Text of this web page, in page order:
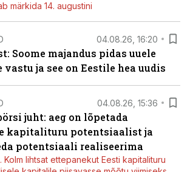
märkida 14. augustini
04.08.26, 16:20
Soome majandus pidas uuele
vastu ja see on Eestile hea uudis
04.08.26, 15:36
juht: aeg on lõpetada
kapitalituru potentsiaalist ja
potentsiaali realiseerima
Kolm lihtsat ettepanekut Eesti kapitalituru